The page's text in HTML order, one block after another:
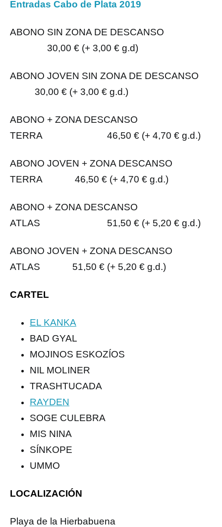
Entradas Cabo de Plata 2019
ABONO SIN ZONA DE DESCANSO
30,00 € (+ 3,00 € g.d)
ABONO JOVEN SIN ZONA DE DESCANSO
30,00 € (+ 3,00 € g.d.)
ABONO + ZONA DESCANSO
TERRA 46,50 € (+ 4,70 € g.d.)
ABONO JOVEN + ZONA DESCANSO
TERRA 46,50 € (+ 4,70 € g.d.)
ABONO + ZONA DESCANSO
ATLAS 51,50 € (+ 5,20 € g.d.)
ABONO JOVEN + ZONA DESCANSO
ATLAS 51,50 € (+ 5,20 € g.d.)
CARTEL
EL KANKA
BAD GYAL
MOJINOS ESKOZÍOS
NIL MOLINER
TRASHTUCADA
RAYDEN
SOGE CULEBRA
MIS NINA
SÍNKOPE
UMMO
LOCALIZACIÓN
Playa de la Hierbabuena